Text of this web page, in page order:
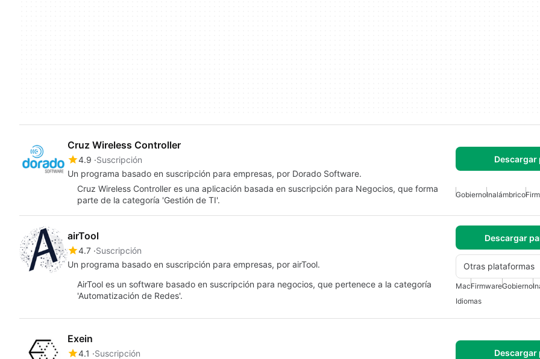
Cruz Wireless Controller
4.9 Suscripción
Un programa basado en suscripción para empresas, por Dorado Software.
Descargar
Cruz Wireless Controller es una aplicación basada en suscripción para Negocios, que forma
parte de la categoría 'Gestión de TI'.
GobiernoInalámbrico
airTool
4.7 Suscripción
Un programa basado en suscripción para empresas, por airTool.
Descargar
Otras plataformas
AirTool es un software basado en suscripción para negocios, que pertenece a la categoría
'Automatización de Redes'.
MacFirmwareGobierno
Idiomas
Exein
4.1
Suscripción
Descargar